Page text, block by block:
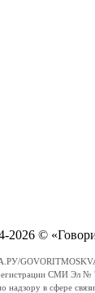
2026 ©
СМИ Эл
надзору в сфере